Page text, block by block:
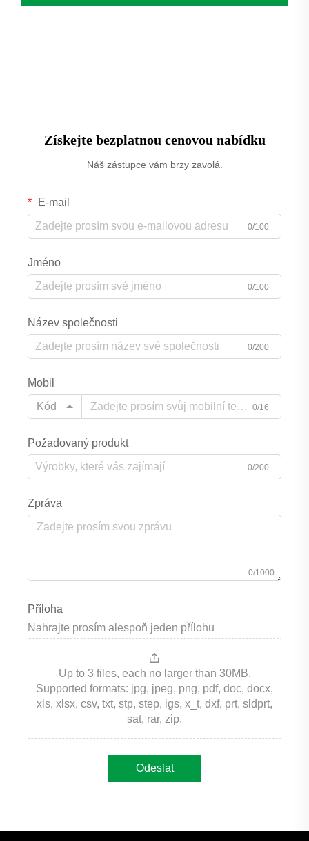
Získejte bezplatnou cenovou nabídku
Náš zástupce vám brzy zavolá.
E-mail
0/100
Jméno
0/100
Název společnosti
0/200
Mobil
Kód
0/16
Požadovaný produkt
0/200
Zpráva
0/1000
Příloha
Nahrajte prosím alespoň jeden přílohu
Up to 3 files, each no larger than 30MB.
Supported formats: jpg, jpeg, png, pdf, doc, docx,
xls, xlsx, csv, txt, stp, step, igs, x_t, dxf, prt, sldprt,
sat, rar, zip.
Odeslat